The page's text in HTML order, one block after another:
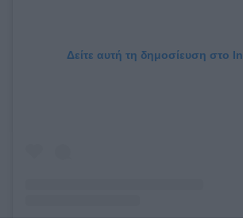
Δείτε αυτή τη δημοσίευση στο